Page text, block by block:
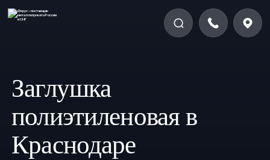
Заглушка
полиэтиленовая в
Краснодаре